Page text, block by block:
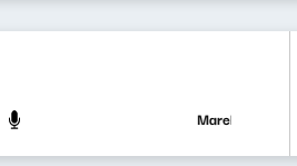
Marek